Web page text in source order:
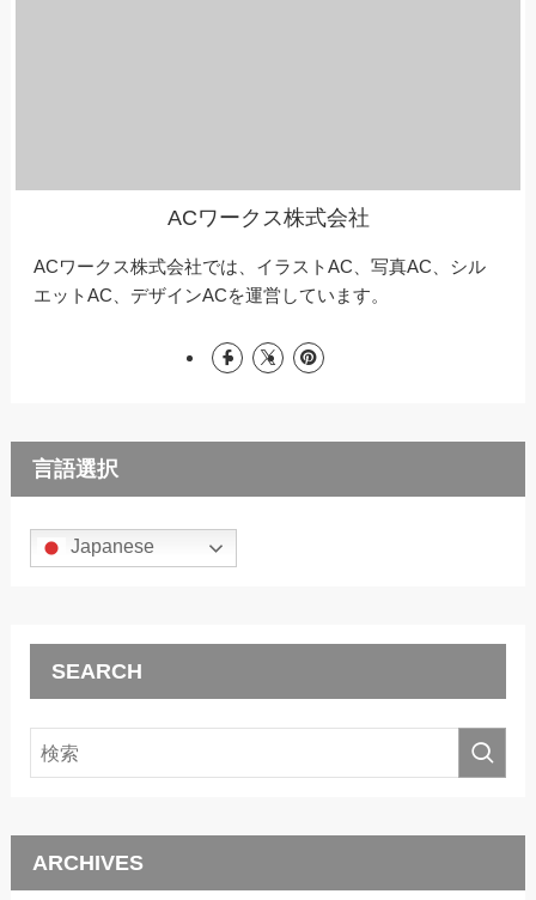
ACワークス株式会社
ACワークス株式会社では、イラストAC、写真AC、シル
エットAC、デザインACを運営しています。
言語選択
Japanese
SEARCH
ARCHIVES